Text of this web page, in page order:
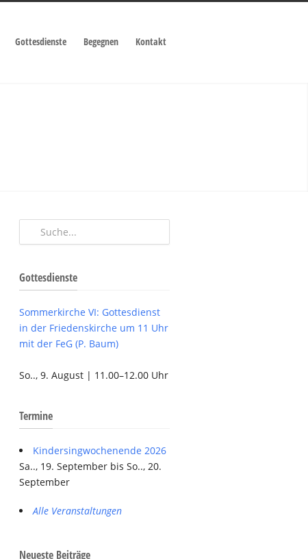
Gottesdienste Begegnen Kontakt
Gottesdienste
Sommerkirche VI: Gottesdienst
in der Friedenskirche um 11 Uhr
mit der FeG (P. Baum)
So.., 9. August | 11.00–12.00 Uhr
Termine
Kindersingwochenende 2026
Sa.., 19. September bis So.., 20.
September
Alle Veranstaltungen
Neueste Beiträge